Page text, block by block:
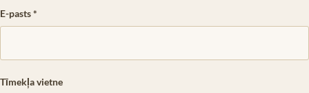
E-pasts*
Tīmekļa vietne